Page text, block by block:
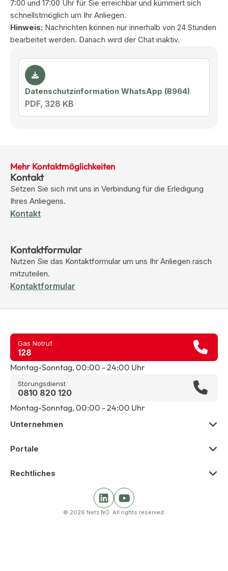
7:00 und 17:00 Uhr für Sie erreichbar und kümmert sich
schnellstmöglich um Ihr Anliegen.
Hinweis: Nachrichten können nur innerhalb von 24 Stunden
bearbeitet werden. Danach wird der Chat inaktiv.
Datenschutzinformation WhatsApp (B964)
PDF, 328 KB
Mehr Kontaktmöglichkeiten
Kontakt
Setzen Sie sich mit uns in Verbindung für die Erledigung
Ihres Anliegens.
Kontakt
Kontaktformular
Nutzen Sie das Kontaktformular um uns Ihr Anliegen rasch
mitzuteilen.
Kontaktformular
Gas Notruf
128
Montag-Sonntag, 00:00 - 24:00 Uhr
Störungsdienst
0810 820 120
Montag-Sonntag, 00:00 - 24:00 Uhr
Unternehmen
Zur Übersicht
Portale
Zur Übersicht
Rechtliches
© 2026 Netz NÖ. All rights reserved.